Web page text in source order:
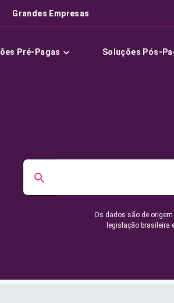
Grandes Empresas
Pré-Pagas Soluções Pós-
Os dados são de
legislação brasileira